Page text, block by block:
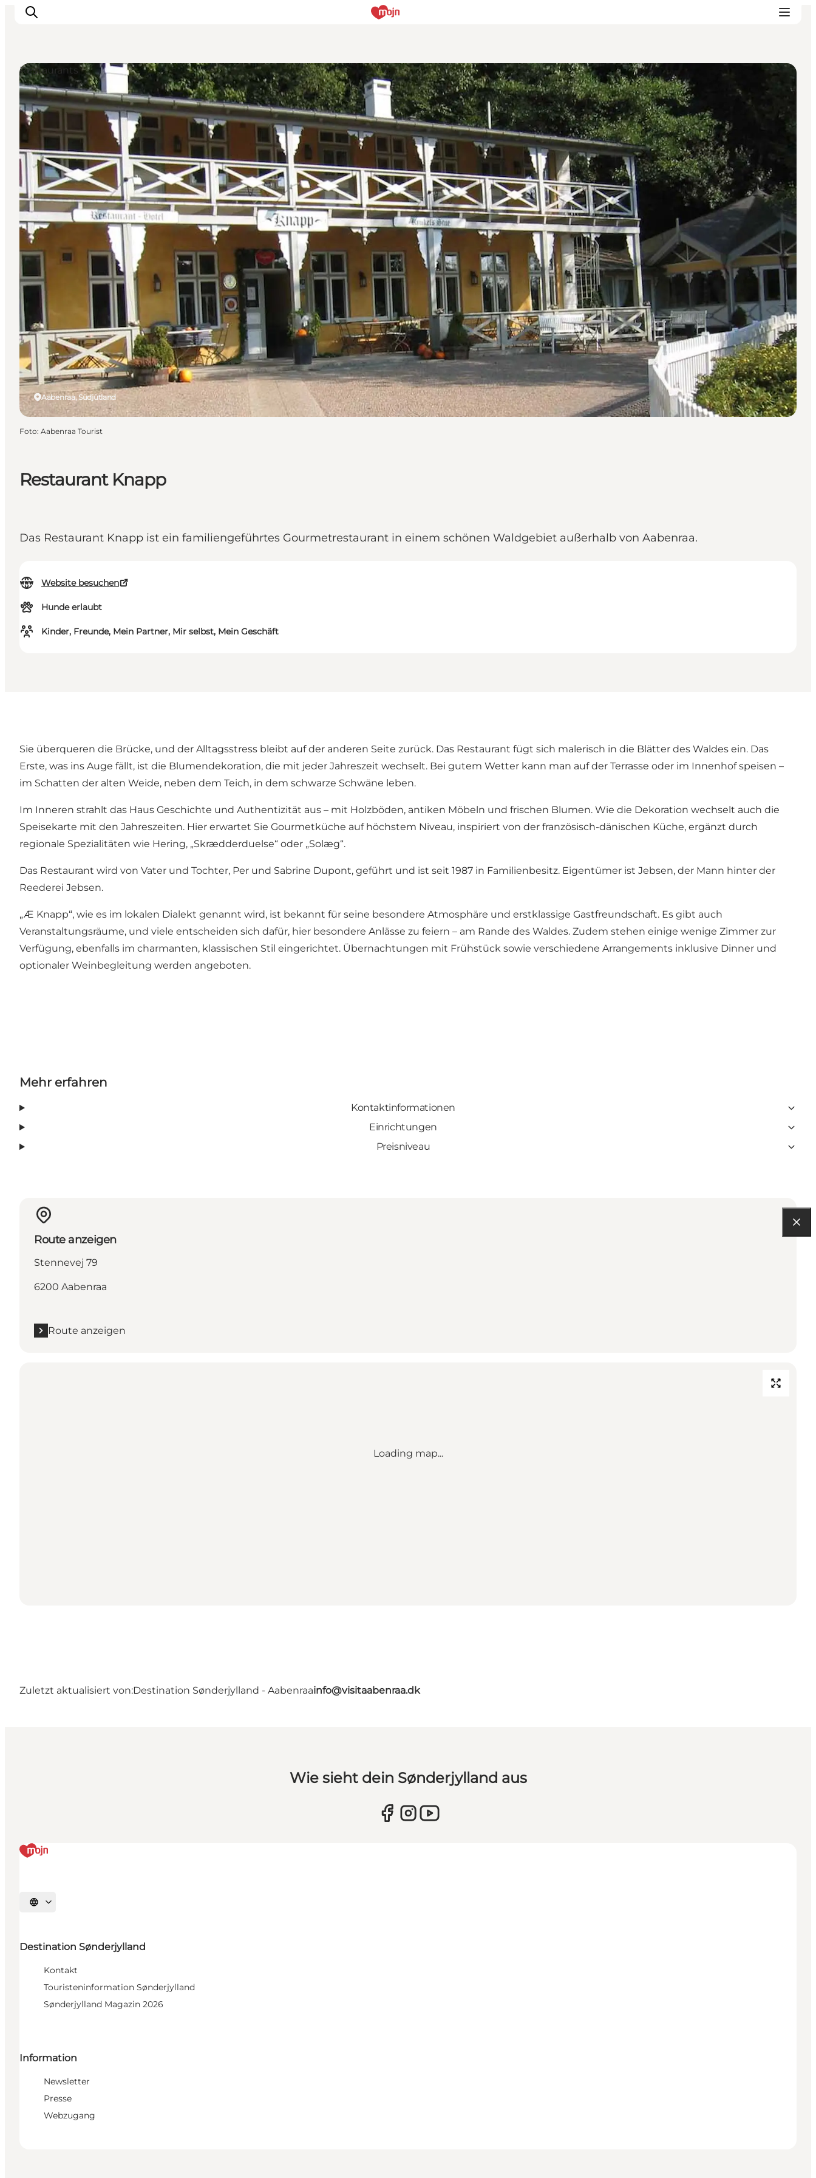
Erlebnisse
Städte und Regionen
Events
Übernachtung
Plane deine Reise
Booking
Restaurant Knapp
Das Restaurant Knapp ist ein familiengeführtes Gourmetrestaurant in einem schönen Waldgebiet außerhalb von Aabenraa.
Website besuchen
Hunde erlaubt
Kinder, Freunde, Mein Partner, Mir selbst, Mein Geschäft
Aabenraa, Südjütland
Restaurants
Foto: Aabenraa Tourist
Sie überqueren die Brücke, und der Alltagsstress bleibt auf der anderen Seite zurück. Das Restaurant fügt sich malerisch in die Blätter des Waldes ein. Das
Erste, was ins Auge fällt, ist die Blumendekoration, die mit jeder Jahreszeit wechselt. Bei gutem Wetter kann man auf der Terrasse oder im Innenhof speisen –
im Schatten der alten Weide, neben dem Teich, in dem schwarze Schwäne leben.
Im Inneren strahlt das Haus Geschichte und Authentizität aus – mit Holzböden, antiken Möbeln und frischen Blumen. Wie die Dekoration wechselt auch die
Speisekarte mit den Jahreszeiten. Hier erwartet Sie Gourmetküche auf höchstem Niveau, inspiriert von der französisch-dänischen Küche, ergänzt durch
regionale Spezialitäten wie Hering, „Skrædderduelse“ oder „Solæg“.
Das Restaurant wird von Vater und Tochter, Per und Sabrine Dupont, geführt und ist seit 1987 in Familienbesitz. Eigentümer ist Jebsen, der Mann hinter der
Reederei Jebsen.
„Æ Knapp“, wie es im lokalen Dialekt genannt wird, ist bekannt für seine besondere Atmosphäre und erstklassige Gastfreundschaft. Es gibt auch
Veranstaltungsräume, und viele entscheiden sich dafür, hier besondere Anlässe zu feiern – am Rande des Waldes. Zudem stehen einige wenige Zimmer zur
Verfügung, ebenfalls im charmanten, klassischen Stil eingerichtet. Übernachtungen mit Frühstück sowie verschiedene Arrangements inklusive Dinner und
optionaler Weinbegleitung werden angeboten.
Mehr erfahren
Kontaktinformationen
Einrichtungen
Preisniveau
Route anzeigen
Stennevej 79
6200 Aabenraa
Route anzeigen
Loading map...
Zuletzt aktualisiert von:Destination Sønderjylland - Aabenraainfo@visitaabenraa.dk
Wie sieht dein Sønderjylland aus
Sprache auswählen
Destination Sønderjylland
Kontakt
Touristeninformation Sønderjylland
Sønderjylland Magazin 2026
Information
Newsletter
Presse
Webzugang